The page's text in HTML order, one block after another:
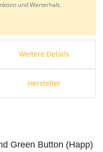
Weitere Details
Hersteller
Green Button (Happ)
und Werterhalt.